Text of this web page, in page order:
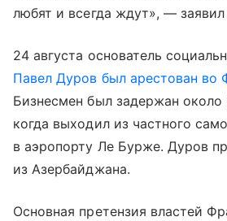
любят и всегда ждут», — заявил
24 августа основатель
Павел Дуров был арестован во
Бизнесмен был задержан
когда выходил из частного
в аэропорту Ле Бурже. Дуров
из Азербайджана.
Основная претензия властей